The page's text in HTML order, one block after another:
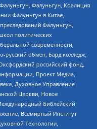
Фалуньгун, Коалиция
Фалуньгун в Китае,
Фалуньгун,
политических
современности,
русский обмен, Бард колледж,
российский фонд,
Проект Медиа,
Духовное Управление
Церкви, Новое
Библейский
Всемирный Институт
Технологии,